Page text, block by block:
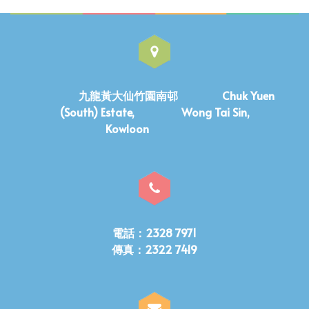
九龍黃大仙竹園南邨 Chuk Yuen
(South) Estate, Wong Tai Sin,
Kowloon
電話：2328 7971
傳真：2322 7419